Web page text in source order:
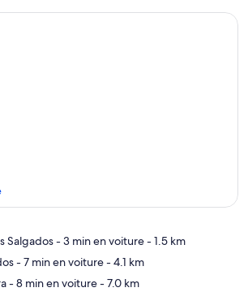
Carte
Salgados- 3 min en voiture- 1.5 km
- 7 min en voiture- 4.1 km
- 8 min en voiture- 7.0 km